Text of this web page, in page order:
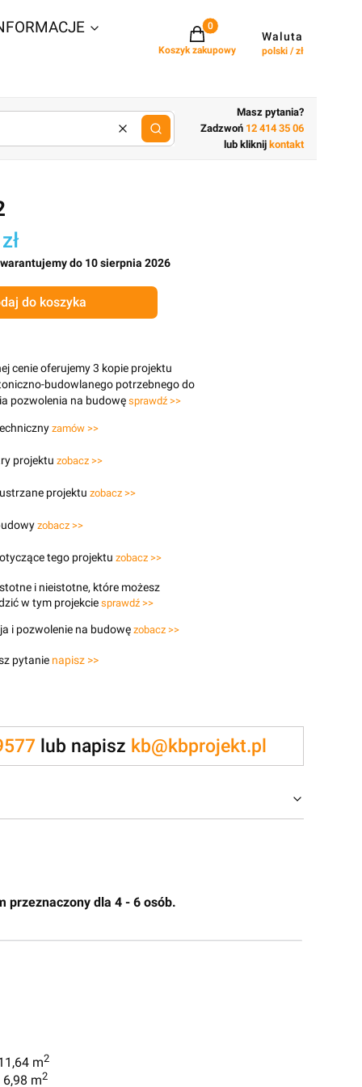
Projekty w koszyku: 0. Zobacz
Koszyk zakupowy
Waluta
polski / zł
Wyczyśćlub wpisz cechy budynku
Masz pytania?
Zadzwoń 12 414 35 06
lub kliknij kontakt
do 10 sierpnia 2026
do koszyka
cenie oferujemy 3 kopie projektu
budowlanego potrzebnego do
pozwolenia na budowę sprawdź >>
zamów >>
projektu zobacz >>
projektu zobacz >>
zobacz >>
tego projektu zobacz >>
i nieistotne, które możesz
w tym projekcie sprawdź >>
i pozwolenie na budowę zobacz >>
pytanie napisz >>
lub napisz kb@kbprojekt.pl
przeznaczony dla 4 - 6 osób.
m2
m2